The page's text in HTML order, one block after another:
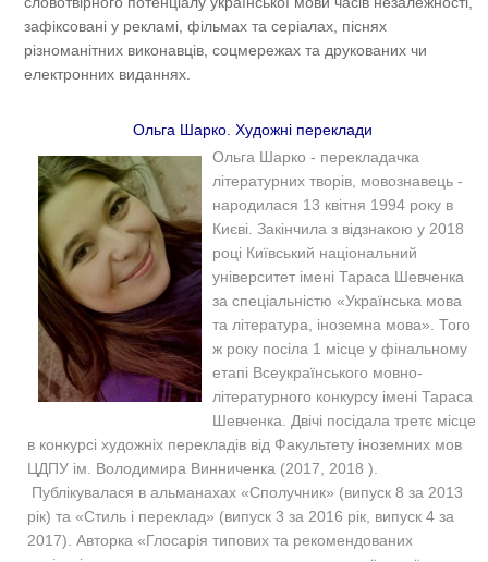
зафіксовані у рекламі, фільмах та серіалах, піснях
різноманітних виконавців, соцмережах та друкованих чи
електронних виданнях.
Ольга Шарко. Художні переклади
Ольга Шарко - перекладачка
літературних творів, мовознавець -
народилася 13 квітня 1994 року в
Києві. Закінчила з відзнакою у 2018
році Київський національний
університет імені Тараса Шевченка
за спеціальністю «Українська мова
та література, іноземна мова». Того
ж року посіла 1 місце у фінальному
етапі Всеукраїнського мовно-
літературного конкурсу імені Тараса
Шевченка. Двічі посідала третє місце
в конкурсі художніх перекладів від Факультету іноземних мов
ЦДПУ ім. Володимира Винниченка (2017, 2018 ).
Публікувалася в альманахах «Сполучник» (випуск 8 за 2013
рік) та «Стиль і переклад» (випуск 3 за 2016 рік, випуск 4 за
2017). Авторка «Глосарія типових та рекомендованих